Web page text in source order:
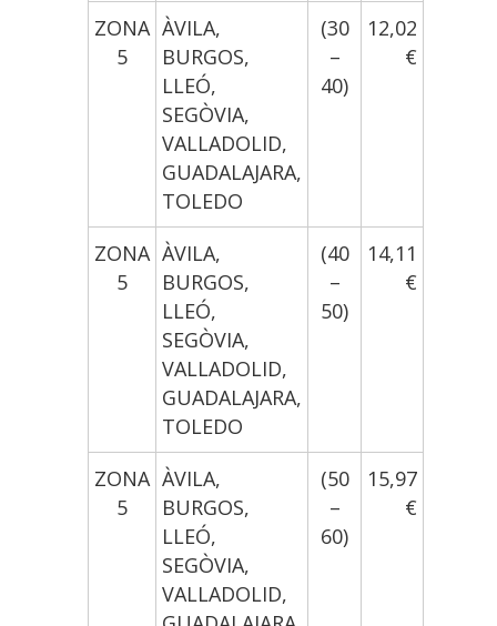
ZONA
5
ÀVILA,
BURGOS,
LLEÓ,
SEGÒVIA,
VALLADOLID,
GUADALAJARA,
TOLEDO
(30
–
40)
12,02
€
ZONA
5
ÀVILA,
BURGOS,
LLEÓ,
SEGÒVIA,
VALLADOLID,
GUADALAJARA,
TOLEDO
(40
–
50)
14,11
€
ZONA
5
ÀVILA,
BURGOS,
LLEÓ,
SEGÒVIA,
VALLADOLID,
(50
–
60)
15,97
€